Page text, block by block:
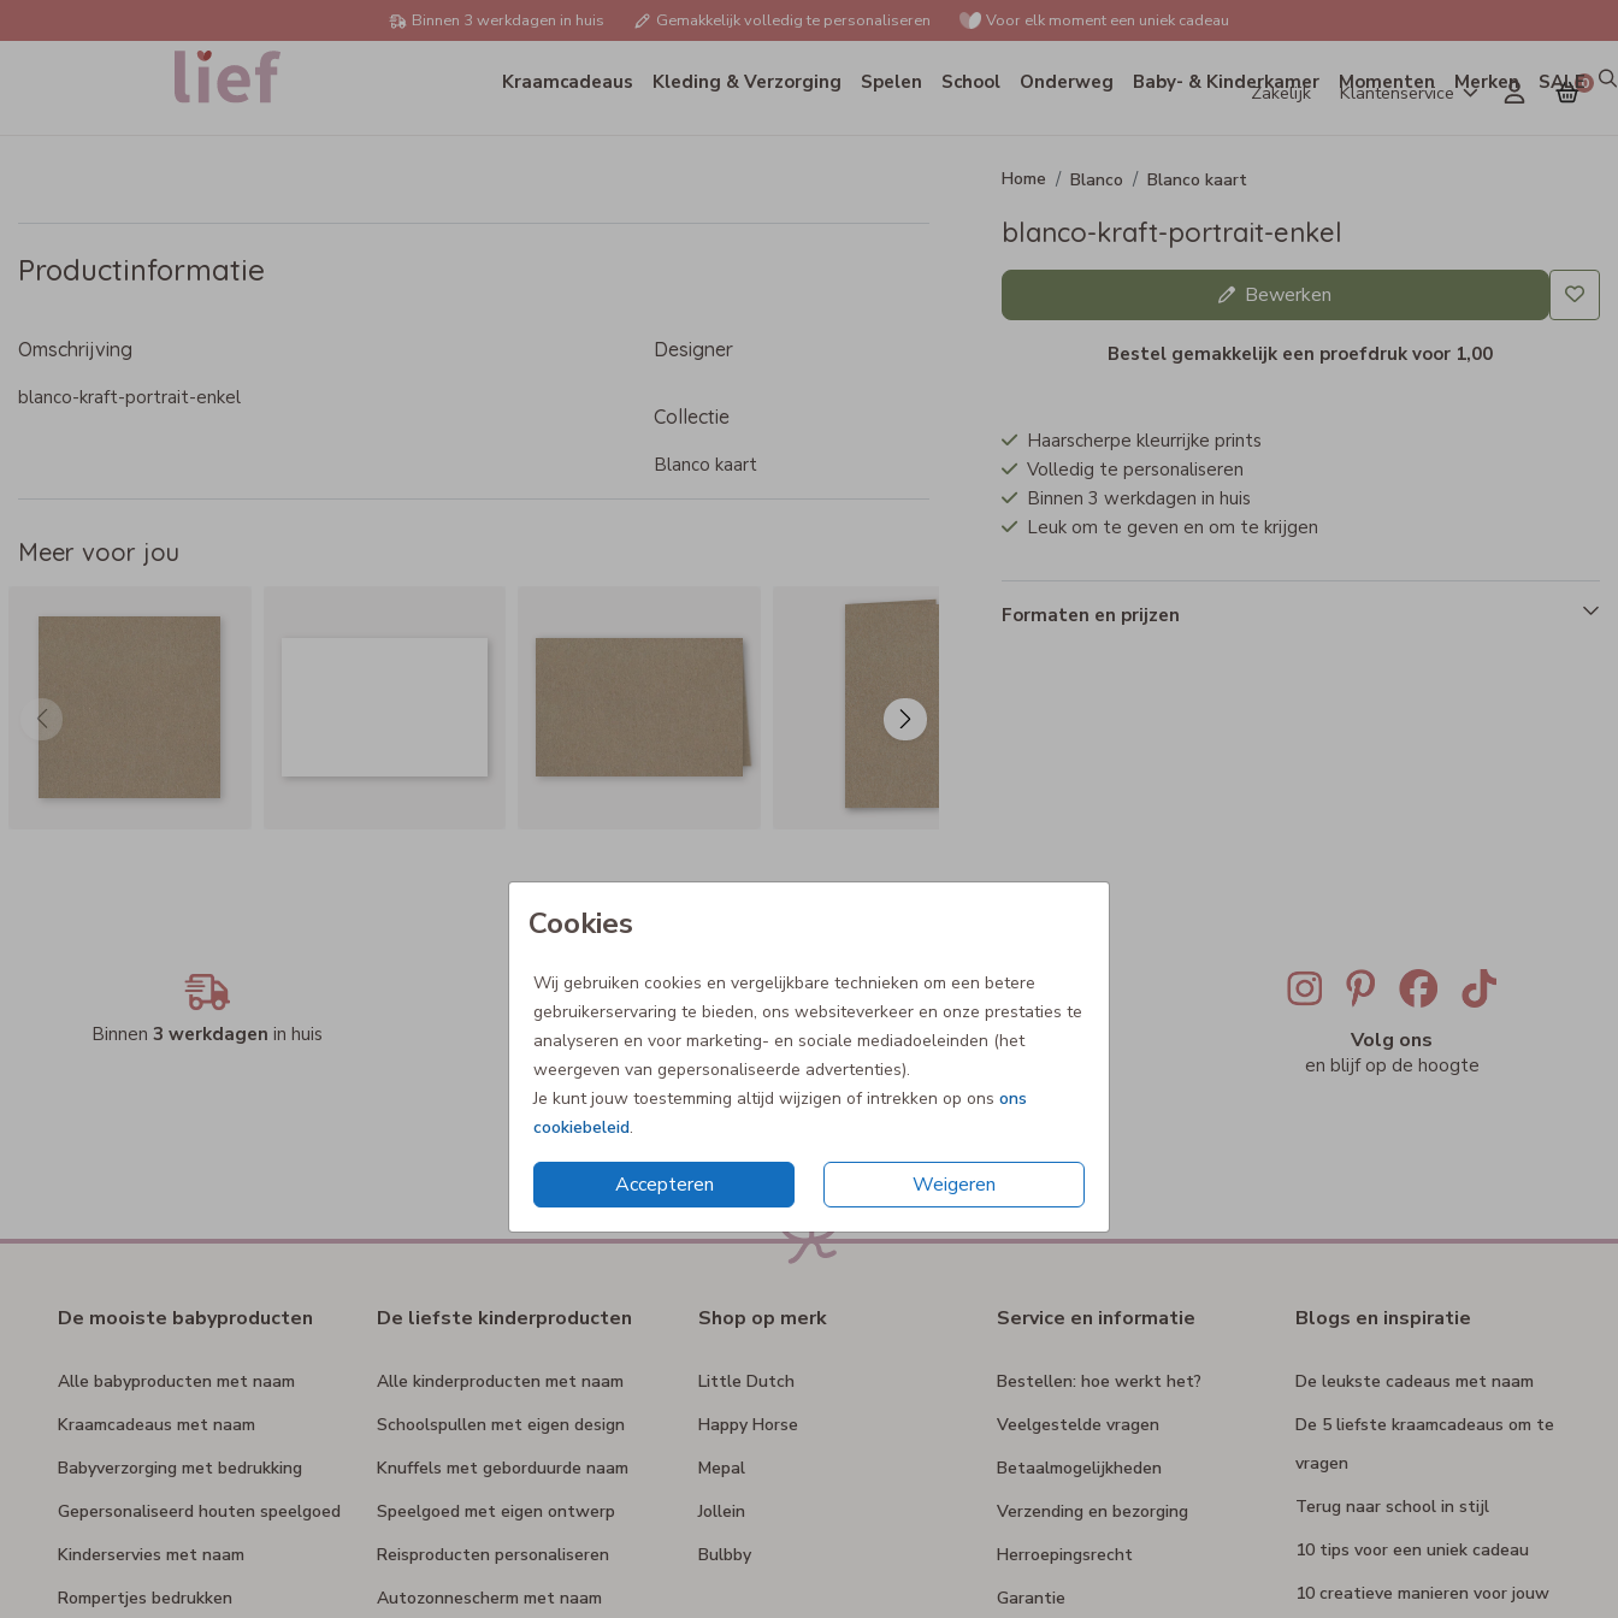
Binnen 3 werkdagen in huis Gemakkelijk volledig te personaliseren Voor elk moment een uniek cadeau
Zakelijk Klantenservice 0
Kraamcadeaus Kleding & Verzorging Spelen School Onderweg Baby- & Kinderkamer Momenten Merken SALE
Cookies
Wij gebruiken cookies en vergelijkbare technieken om een betere
gebruikerservaring te bieden, ons websiteverkeer en onze prestaties te
analyseren en voor marketing- en sociale mediadoeleinden (het
weergeven van gepersonaliseerde advertenties).
Je kunt jouw toestemming altijd wijzigen of intrekken op ons ons
cookiebeleid.
Accepteren Weigeren
Productinformatie
Omschrijving
blanco-kraft-portrait-enkel
Designer
Collectie
Blanco kaart
Meer voor jou
Blanco Blanco kaart
blanco-kraft-portrait-enkel
Bewerken
Bestel gemakkelijk een proefdruk voor 1,00
Haarscherpe kleurrijke prints
Volledig te personaliseren
Binnen 3 werkdagen in huis
Leuk om te geven en om te krijgen
Formaten en prijzen
Binnen 3 werkdagen in huis 4.5
van de 5 sterren
Gemakkelijk volledig
Volg ons
en blijf op de hoogte
De mooiste babyproducten
Alle babyproducten met naam
Kraamcadeaus met naam
Babyverzorging met bedrukking
Gepersonaliseerd houten speelgoed
Kinderservies met naam
Rompertjes bedrukken
De liefste kinderproducten
Alle kinderproducten met naam
Schoolspullen met eigen design
Knuffels met geborduurde naam
Speelgoed met eigen ontwerp
Reisproducten personaliseren
Autozonnescherm met naam
Shop op merk
Little Dutch
Happy Horse
Mepal
Jollein
Bulbby
Service en informatie
Bestellen: hoe werkt het?
Veelgestelde vragen
Betaalmogelijkheden
Verzending en bezorging
Herroepingsrecht
Garantie
Blogs en inspiratie
De leukste cadeaus met naam
De 5 liefste kraamcadeaus om te
vragen
Terug naar school in stijl
10 tips voor een uniek cadeau
10 creatieve manieren voor jouw